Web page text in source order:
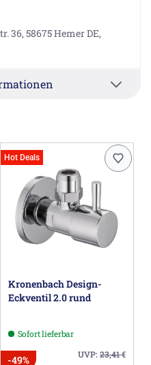
36, 58675 Hemer DE,
Hot Deals
Kronenbach Design-
Eckventil 2.0 rund
Sofort lieferbar
UVP:23,41€
-49%